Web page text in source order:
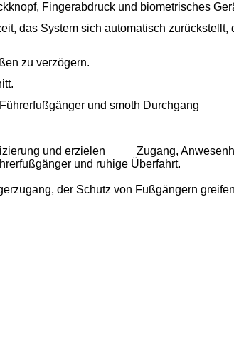
Fingerabdruck und biometrisches
das System sich automatisch zurückstellt,
zu verzögern.
und smoth Durchgang
und erzielen Zugang,
und ruhige Überfahrt.
der Schutz von Fußgängern